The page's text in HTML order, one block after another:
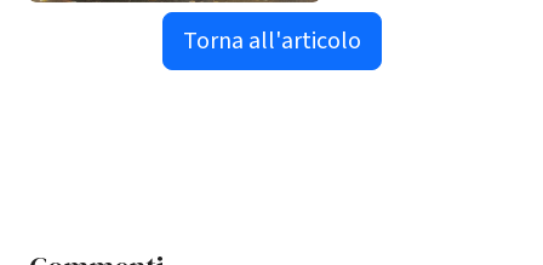
Torna all'articolo